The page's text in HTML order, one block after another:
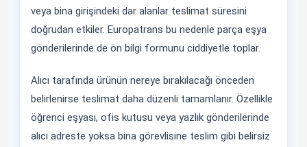
veya bina girişindeki dar alanlar teslimat süresini
doğrudan etkiler. Europatrans bu nedenle parça eşya
gönderilerinde de ön bilgi formunu ciddiyetle toplar.
Alıcı tarafında ürünün nereye bırakılacağı önceden
belirlenirse teslimat daha düzenli tamamlanır. Özellikle
öğrenci eşyası, ofis kutusu veya yazlık gönderilerinde
alıcı adreste yoksa bina görevlisine teslim gibi belirsiz